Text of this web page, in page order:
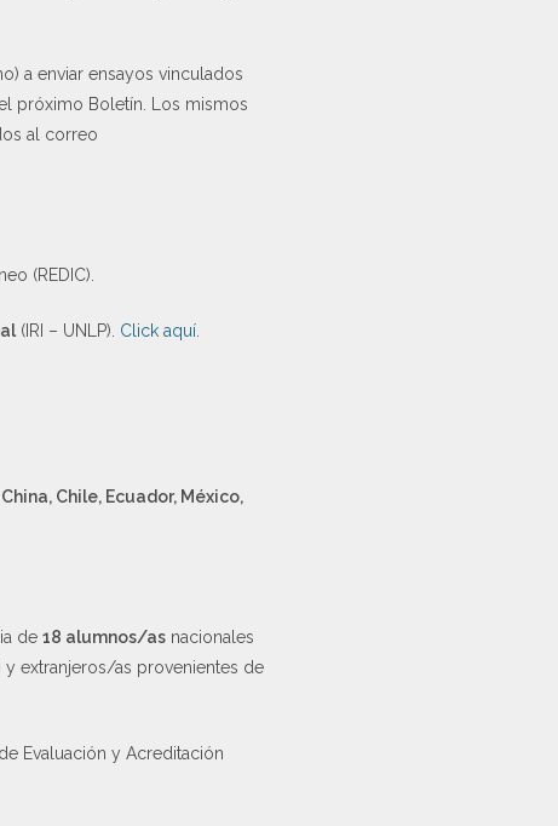
a enviar ensayos vinculados
próximo Boletín. Los mismos
al correo
(REDIC).
(IRI – UNLP). Click aquí.
China, Chile, Ecuador, México,
de 18 alumnos/as nacionales
y extranjeros/as provenientes de
Evaluación y Acreditación